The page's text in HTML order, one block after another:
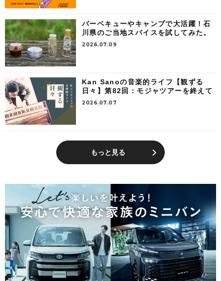
バーベキューやキャンプで大活躍！石
川県のご当地スパイスを試してみた。
2026.07.09
Kan Sanoの音楽的ライフ【観ずる
日々】第82回：モジャツアーを終えて
2026.07.07
もっと見る